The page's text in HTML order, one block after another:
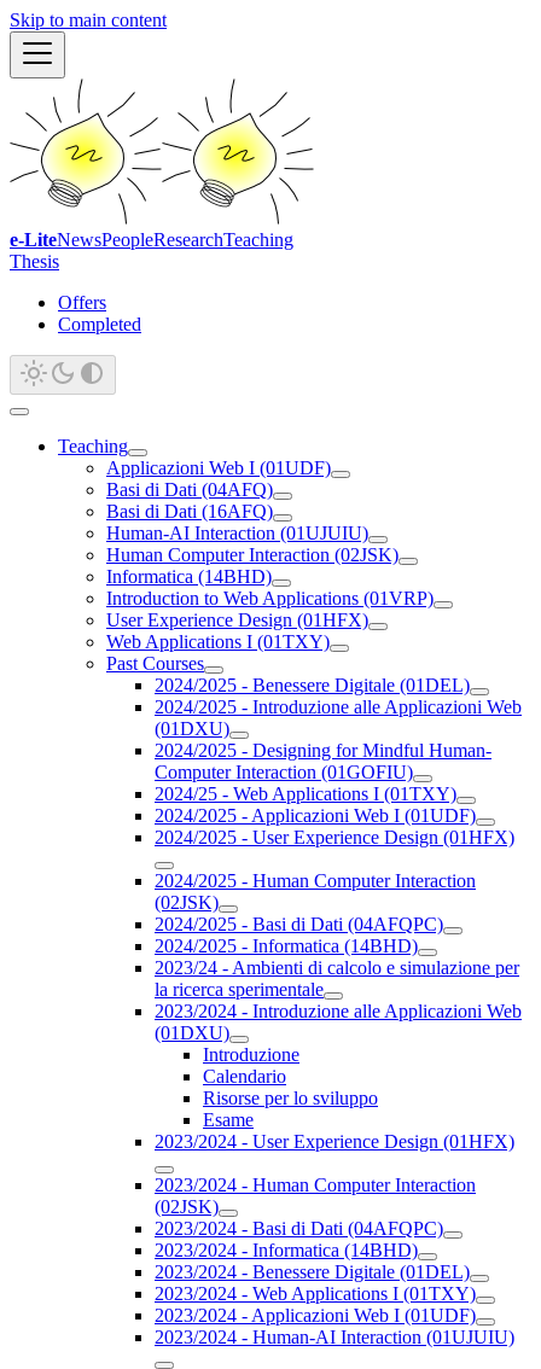
Skip to main content
e-LiteNewsPeopleResearchTeaching
Thesis
Offers
Completed
Teaching
Applicazioni Web I (01UDF)
Basi di Dati (04AFQ)
Basi di Dati (16AFQ)
Human-AI Interaction (01UJUIU)
Human Computer Interaction (02JSK)
Informatica (14BHD)
Introduction to Web Applications (01VRP)
User Experience Design (01HFX)
Web Applications I (01TXY)
Past Courses
2024/2025 - Benessere Digitale (01DEL)
2024/2025 - Introduzione alle Applicazioni Web
(01DXU)
2024/2025 - Designing for Mindful Human-
Computer Interaction (01GOFIU)
2024/25 - Web Applications I (01TXY)
2024/2025 - Applicazioni Web I (01UDF)
2024/2025 - User Experience Design (01HFX)
2024/2025 - Human Computer Interaction
(02JSK)
2024/2025 - Basi di Dati (04AFQPC)
2024/2025 - Informatica (14BHD)
2023/24 - Ambienti di calcolo e simulazione per
la ricerca sperimentale
2023/2024 - Introduzione alle Applicazioni Web
(01DXU)
Introduzione
Calendario
Risorse per lo sviluppo
Esame
2023/2024 - User Experience Design (01HFX)
2023/2024 - Human Computer Interaction
(02JSK)
2023/2024 - Basi di Dati (04AFQPC)
2023/2024 - Informatica (14BHD)
2023/2024 - Benessere Digitale (01DEL)
2023/2024 - Web Applications I (01TXY)
2023/2024 - Applicazioni Web I (01UDF)
2023/2024 - Human-AI Interaction (01UJUIU)